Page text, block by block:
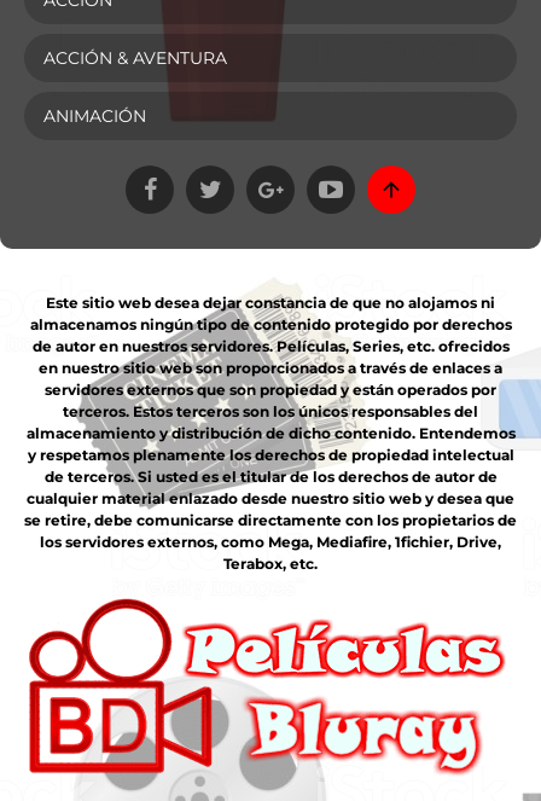
ACCIÓN & AVENTURA
ANIMACIÓN
Este sitio web desea dejar constancia de que no alojamos ni
almacenamos ningún tipo de contenido protegido por derechos
de autor en nuestros servidores. Películas, Series, etc. ofrecidos
en nuestro sitio web son proporcionados a través de enlaces a
servidores externos que son propiedad y están operados por
terceros. Estos terceros son los únicos responsables del
almacenamiento y distribución de dicho contenido. Entendemos
y respetamos plenamente los derechos de propiedad intelectual
de terceros. Si usted es el titular de los derechos de autor de
cualquier material enlazado desde nuestro sitio web y desea que
se retire, debe comunicarse directamente con los propietarios de
los servidores externos, como Mega, Mediafire, 1fichier, Drive,
Terabox, etc.